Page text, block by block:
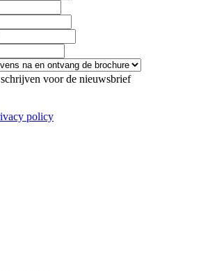
voor de nieuwsbrief
policy